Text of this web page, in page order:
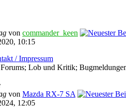
von commander_keen
10:15
/ Impressum
Lob und Kritik;
von Mazda RX-7 SA
12:05